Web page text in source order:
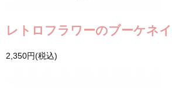
レトロフラワーのブーケネ
2,350円(税込)